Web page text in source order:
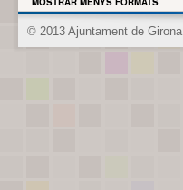
© 2013 Ajuntament de Girona